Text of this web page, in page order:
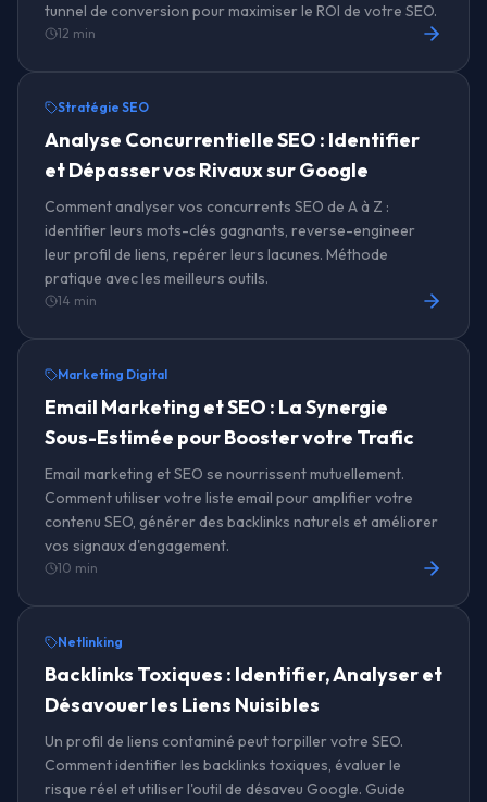
tunnel de conversion pour maximiser le ROI de votre SEO.
12 min
Stratégie SEO
Analyse Concurrentielle SEO : Identifier
et Dépasser vos Rivaux sur Google
Comment analyser vos concurrents SEO de A à Z :
identifier leurs mots-clés gagnants, reverse-engineer
leur profil de liens, repérer leurs lacunes. Méthode
pratique avec les meilleurs outils.
14 min
Marketing Digital
Email Marketing et SEO : La Synergie
Sous-Estimée pour Booster votre Trafic
Email marketing et SEO se nourrissent mutuellement.
Comment utiliser votre liste email pour amplifier votre
contenu SEO, générer des backlinks naturels et améliorer
vos signaux d'engagement.
10 min
Netlinking
Backlinks Toxiques : Identifier, Analyser et
Désavouer les Liens Nuisibles
Un profil de liens contaminé peut torpiller votre SEO.
Comment identifier les backlinks toxiques, évaluer le
risque réel et utiliser l'outil de désaveu Google. Guide